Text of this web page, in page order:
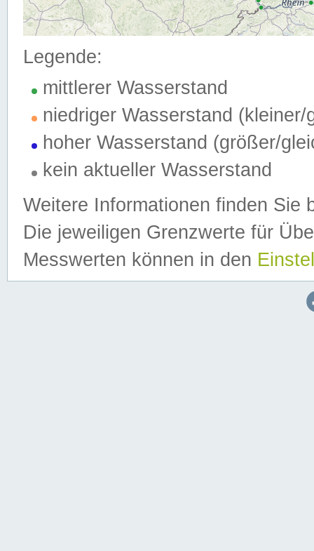
Legende:
mittlerer Wasserstand
niedriger Wasserstand (kleiner/
hoher Wasserstand (größer/
kein aktueller Wasserstand
Weitere Informationen finden Sie
Die jeweiligen Grenzwerte für
Messwerten können in den